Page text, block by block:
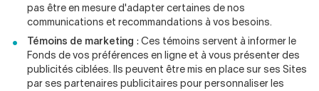
pas être en mesure d'adapter certaines de nos
communications et recommandations à vos besoins.
Témoins de marketing : Ces témoins servent à informer le
Fonds de vos préférences en ligne et à vous présenter des
publicités ciblées. Ils peuvent être mis en place sur ses Sites
par ses partenaires publicitaires pour personnaliser les